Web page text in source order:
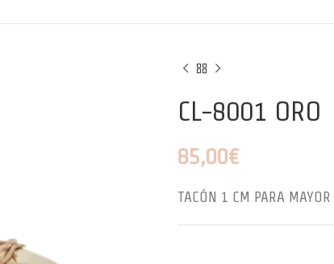
CL-8001 ORO
85,00€
TACÓN 1 CM PARA